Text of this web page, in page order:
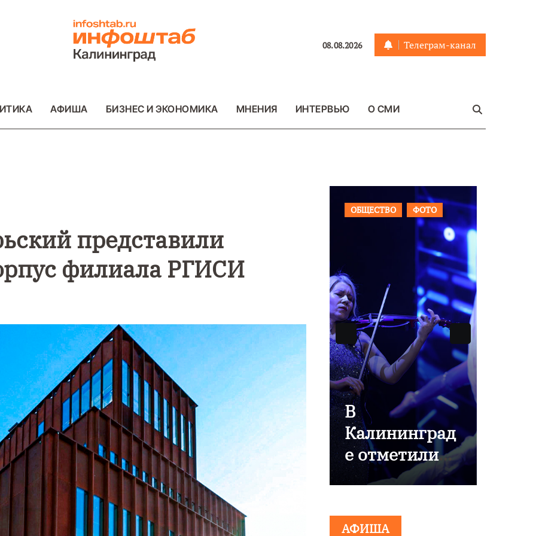
08.08.2026 Телеграм-канал
АФИША БИЗНЕС И ЭКОНОМИКА МНЕНИЯ ИНТЕРВЬЮ О СМИ
представили
филиала РГИСИ
Фоторепорта
ж как в
Калининград
е
эвакуировали
ТЦ из-за
ФОТО
В
Калининград
е отметили
80-летие
«Россети
ВАЖНОЕ
ФОТО
9 Мая —
Победы!
АФИША